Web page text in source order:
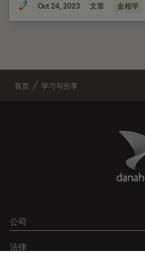
Oct 24, 2023 文章 金相学
首页 学习与分享
公司
法律